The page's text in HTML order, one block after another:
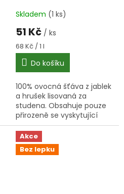
Skladem (1 ks)
51 Kč / ks
Měrná
cena:
68 Kč / 1 l
Do košíku
100% ovocná šťáva z jablek
a hrušek lisovaná za
studena. Obsahuje pouze
přirozeně se vyskytující
cukry, bez přidaných látek.
Akce
Bez lepku